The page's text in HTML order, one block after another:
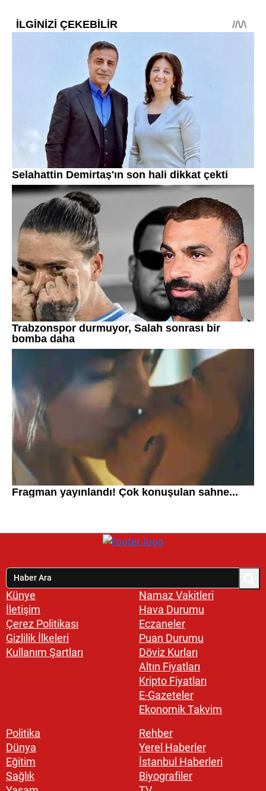
Künye
İletişim
Çerez Politikası
Gizlilik İlkeleri
Kullanım Şartları
Namaz Vakitleri
Hava Durumu
Eczaneler
Puan Durumu
Döviz Kurları
Altın Fiyatları
Kripto Fiyatları
E-Gazeteler
Ekonomik Takvim
Politika
Dünya
Eğitim
Sağlık
Rehber
Yerel Haberler
İstanbul Haberleri
Biyografiler